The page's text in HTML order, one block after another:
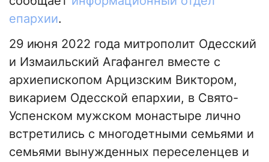
епархии.
29 июня 2022 года митрополит Одесский
и Измаильский Агафангел вместе с
архиепископом Арцизским Виктором,
викарием Одесской епархии, в Свято-
Успенском мужском монастыре лично
встретились с многодетными семьями и
семьями вынужденных переселенцев и